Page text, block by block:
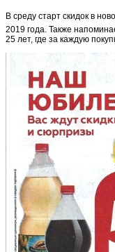
В среду старт скидок в
2019 года. Также
25 лет, где за каждую